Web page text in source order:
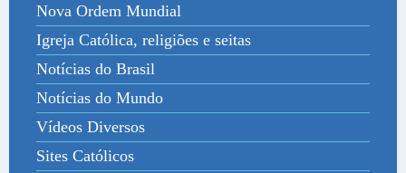
Nova Ordem Mundial
Igreja Católica, religiões e seitas
Notícias do Brasil
Notícias do Mundo
Vídeos Diversos
Sites Católicos